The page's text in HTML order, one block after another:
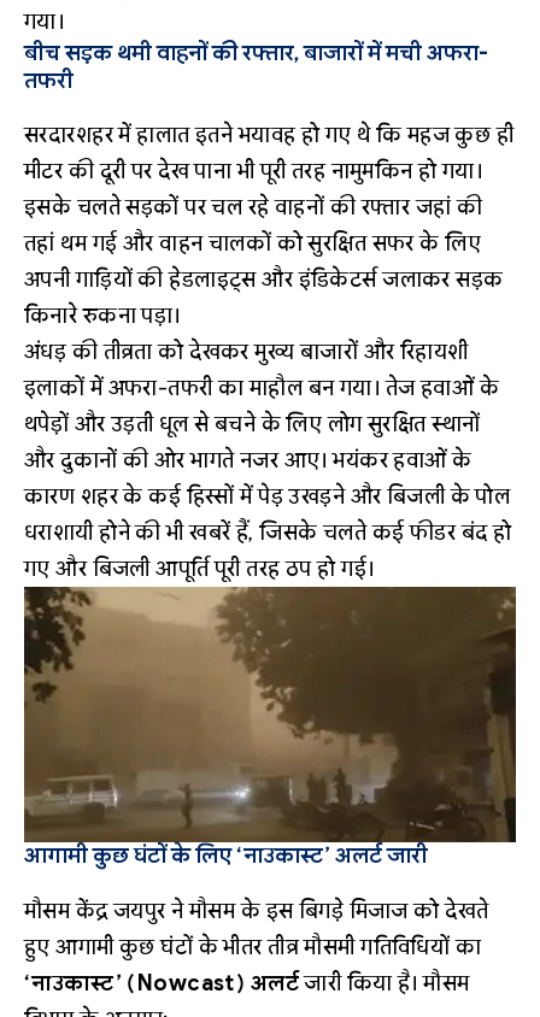
गया।
बीच सड़क थमी वाहनों की रफ्तार, बाजारों में मची अफरा-
तफरी
सरदारशहर में हालात इतने भयावह हो गए थे कि महज कुछ ही
मीटर की दूरी पर देख पाना भी पूरी तरह नामुमकिन हो गया।
इसके चलते सड़कों पर चल रहे वाहनों की रफ्तार जहां की
तहां थम गई और वाहन चालकों को सुरक्षित सफर के लिए
अपनी गाड़ियों की हेडलाइट्स और इंडिकेटर्स जलाकर सड़क
किनारे रुकना पड़ा।
अंधड़ की तीव्रता को देखकर मुख्य बाजारों और रिहायशी
इलाकों में अफरा-तफरी का माहौल बन गया। तेज हवाओं के
थपेड़ों और उड़ती धूल से बचने के लिए लोग सुरक्षित स्थानों
और दुकानों की ओर भागते नजर आए। भयंकर हवाओं के
कारण शहर के कई हिस्सों में पेड़ उखड़ने और बिजली के पोल
धराशायी होने की भी खबरें हैं, जिसके चलते कई फीडर बंद हो
गए और बिजली आपूर्ति पूरी तरह ठप हो गई।
आगामी कुछ घंटों के लिए ‘नाउकास्ट’ अलर्ट जारी
मौसम केंद्र जयपुर ने मौसम के इस बिगड़े मिजाज को देखते
हुए आगामी कुछ घंटों के भीतर तीव्र मौसमी गतिविधियों का
‘नाउकास्ट’ (Nowcast) अलर्टजारी किया है। मौसम